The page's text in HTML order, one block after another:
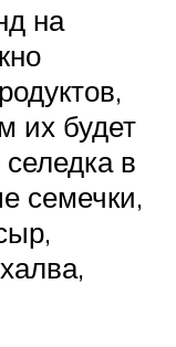
на
их будет
в
семечки,